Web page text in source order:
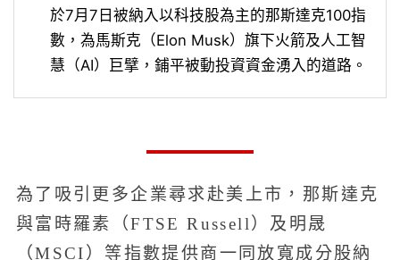
於7月7日被納入以科技股為主的那斯達克100指
數，為馬斯克（Elon Musk）旗下火箭及人工智
慧（AI）巨擘，鋪平被動投資資金湧入的道路。
為了吸引更多企業尋求赴美上市，那斯達克
與富時羅素（FTSE Russell）及明晟
（MSCI）等指數提供商一同放寬成分股納